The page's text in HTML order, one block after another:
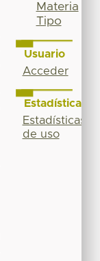
Materia
Tipo
Usuario
Acceder
Estadísticas
Estadísticas
de uso